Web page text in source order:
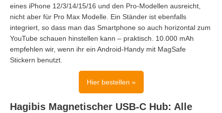
eines iPhone 12/3/14/15/16 und den Pro-Modellen ausreicht,
nicht aber für Pro Max Modelle. Ein Ständer ist ebenfalls
integriert, so dass man das Smartphone so auch horizontal zum
YouTube schauen hinstellen kann – praktisch. 10.000 mAh
empfehlen wir, wenn ihr ein Android-Handy mit MagSafe
Stickern benutzt.
Hier bestellen »
Hagibis Magnetischer USB-C Hub: Alle